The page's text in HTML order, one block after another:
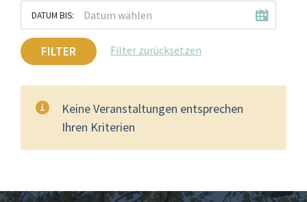
DATUM BIS:
FILTER Filter zurücksetzen
Keine Veranstaltungen entsprechen
Ihren Kriterien